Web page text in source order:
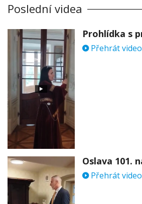
Poslední videa
Přehrát video
Přehrát video